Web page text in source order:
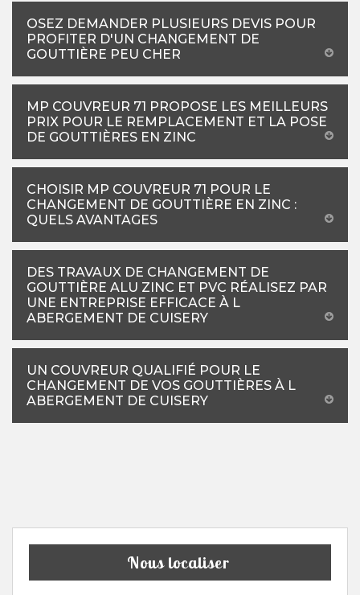
OSEZ DEMANDER PLUSIEURS DEVIS POUR
PROFITER D'UN CHANGEMENT DE
GOUTTIÈRE PEU CHER
MP COUVREUR 71 PROPOSE LES MEILLEURS
PRIX POUR LE REMPLACEMENT ET LA POSE
DE GOUTTIÈRES EN ZINC
CHOISIR MP COUVREUR 71 POUR LE
CHANGEMENT DE GOUTTIÈRE EN ZINC :
QUELS AVANTAGES
DES TRAVAUX DE CHANGEMENT DE
GOUTTIÈRE ALU ZINC ET PVC RÉALISEZ PAR
UNE ENTREPRISE EFFICACE À L
ABERGEMENT DE CUISERY
UN COUVREUR QUALIFIÉ POUR LE
CHANGEMENT DE VOS GOUTTIÈRES À L
ABERGEMENT DE CUISERY
Nous localiser